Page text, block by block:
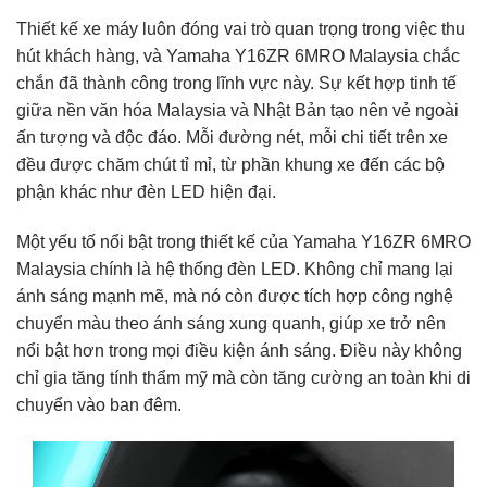
Thiết kế xe máy luôn đóng vai trò quan trọng trong việc thu
hút khách hàng, và Yamaha Y16ZR 6MRO Malaysia chắc
chắn đã thành công trong lĩnh vực này. Sự kết hợp tinh tế
giữa nền văn hóa Malaysia và Nhật Bản tạo nên vẻ ngoài
ấn tượng và độc đáo. Mỗi đường nét, mỗi chi tiết trên xe
đều được chăm chút tỉ mỉ, từ phần khung xe đến các bộ
phận khác như đèn LED hiện đại.
Một yếu tố nổi bật trong thiết kế của Yamaha Y16ZR 6MRO
Malaysia chính là hệ thống đèn LED. Không chỉ mang lại
ánh sáng mạnh mẽ, mà nó còn được tích hợp công nghệ
chuyển màu theo ánh sáng xung quanh, giúp xe trở nên
nổi bật hơn trong mọi điều kiện ánh sáng. Điều này không
chỉ gia tăng tính thẩm mỹ mà còn tăng cường an toàn khi di
chuyển vào ban đêm.